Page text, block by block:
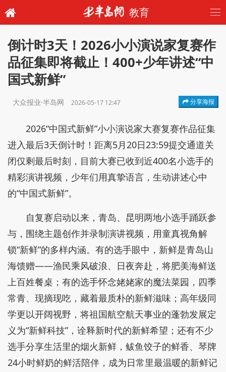
教育
倒计时3天！2026小小演说家复赛作
品征集即将截止！400+少年讲述“中
国式新鲜”
大众报业·半岛网 2026-05-17 12:47 分享海报
2026“中国式新鲜”小小演说家大赛复赛作品征集
进入最后3天倒计时！距离5月20日23:59提交通道关
闭仅剩最后时刻，目前大赛已收到近400名小选手的
精彩演讲视频，少年们用真挚语言，生动讲述心中
的“中国式新鲜”。
自复赛启动以来，青岛、昆明两地小选手踊跃参
与，围绕主题创作并录制演讲视频，用童真视角解
锁“新鲜”的多样内涵。有的选手眼中，新鲜是青岛山
海馈赠——渔民乘风破浪、日夜奔赴，将肥美海鲜送
上百姓餐桌；有的选手怀念姥姥家的魔法菜园，四季
常青、现摘现吃，藏着最质朴的新鲜滋味；高年级同
学更以开阔视野，将祖国航空航天事业的蓬勃发展定
义为“新鲜科技”，诠释新时代的新鲜希望；还有不少
选手分享生活里的烟火新鲜，鲅鱼饺子的鲜香、琴牌
24小时鲜奶的鲜活陪伴，成为日常里最温暖的新鲜记